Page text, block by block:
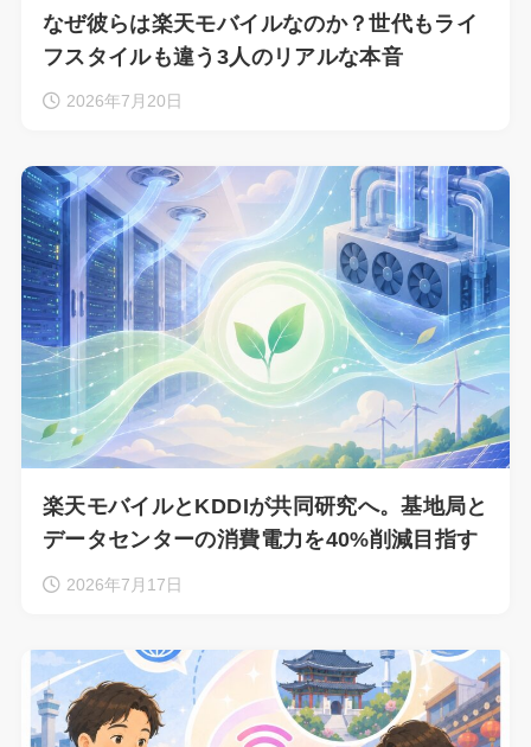
なぜ彼らは楽天モバイルなのか？世代もライ
フスタイルも違う3人のリアルな本音
2026年7月20日
楽天モバイルとKDDIが共同研究へ。基地局と
データセンターの消費電力を40%削減目指す
2026年7月17日